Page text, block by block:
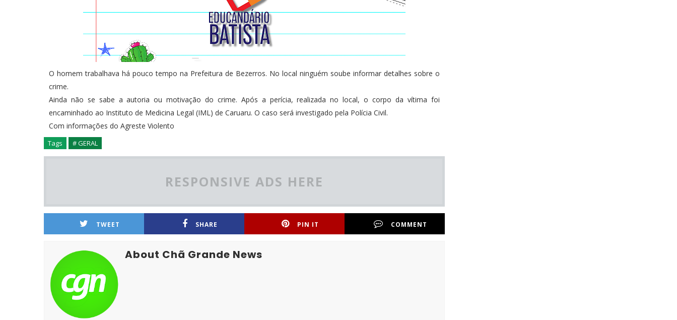
O homem trabalhava há pouco tempo na Prefeitura de Bezerros. No local ninguém soube informar detalhes sobre o
crime.
Ainda não se sabe a autoria ou motivação do crime. Após a perícia, realizada no local, o corpo da vítima foi
encaminhado ao Instituto de Medicina Legal (IML) de Caruaru. O caso será investigado pela Polícia Civil.
Com informações do Agreste Violento
Tags # GERAL
RESPONSIVE ADS HERE
TWEET SHARE PIN IT COMMENT
About Chã Grande News